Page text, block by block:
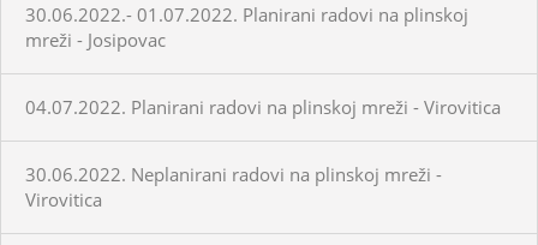
30.06.2022.- 01.07.2022. Planirani radovi na plinskoj
mreži - Josipovac
04.07.2022. Planirani radovi na plinskoj mreži - Virovitica
30.06.2022. Neplanirani radovi na plinskoj mreži -
Virovitica